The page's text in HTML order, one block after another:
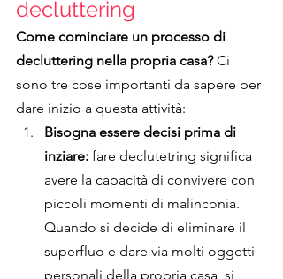
decluttering
Come cominciare un processo di
decluttering nella propria casa? Ci
sono tre cose importanti da sapere per
dare inizio a questa attività:
Bisogna essere decisi prima di
inziare: fare declutetring significa
avere la capacità di convivere con
piccoli momenti di malinconia.
Quando si decide di eliminare il
superfluo e dare via molti oggetti
personali della propria casa, si